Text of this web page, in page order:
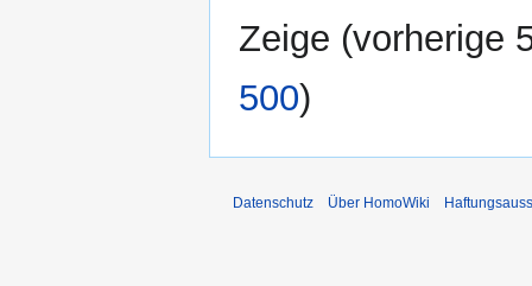
Zeige (vorherige
500)
Datenschutz Über HomoWiki